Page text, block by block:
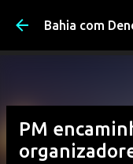
Pular
Bahia com
PM